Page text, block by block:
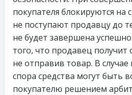
покупателя блокируются на
не поступают продавцу до
не будет завершена
того, что продавец получит
не отправив товар. В
спора средства могут быть
покупателю решением